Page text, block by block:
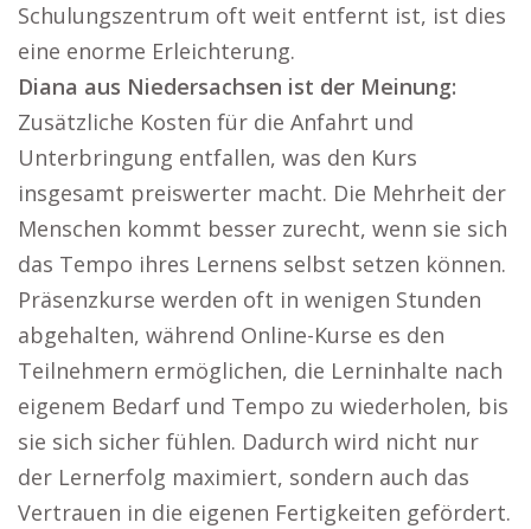
Schulungszentrum oft weit entfernt ist, ist dies
eine enorme Erleichterung.
Diana aus Niedersachsen ist der Meinung:
Zusätzliche Kosten für die Anfahrt und
Unterbringung entfallen, was den Kurs
insgesamt preiswerter macht. Die Mehrheit der
Menschen kommt besser zurecht, wenn sie sich
das Tempo ihres Lernens selbst setzen können.
Präsenzkurse werden oft in wenigen Stunden
abgehalten, während Online-Kurse es den
Teilnehmern ermöglichen, die Lerninhalte nach
eigenem Bedarf und Tempo zu wiederholen, bis
sie sich sicher fühlen. Dadurch wird nicht nur
der Lernerfolg maximiert, sondern auch das
Vertrauen in die eigenen Fertigkeiten gefördert.